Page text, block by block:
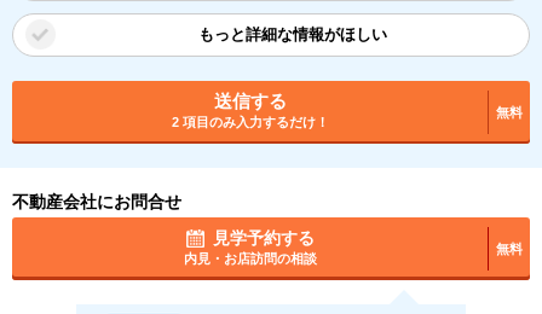
もっと詳細な情報がほしい
送信する
2 項目のみ入力するだけ！
無料
不動産会社にお問合せ
見学予約する
内見・お店訪問の相談
無料